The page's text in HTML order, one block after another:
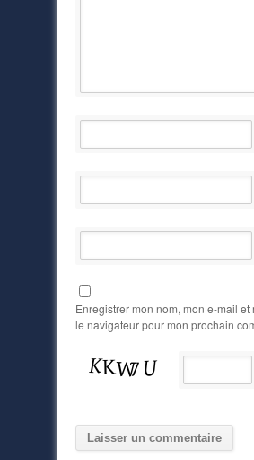
Enregistrer mon nom, mon e-mail et
le navigateur pour mon prochain